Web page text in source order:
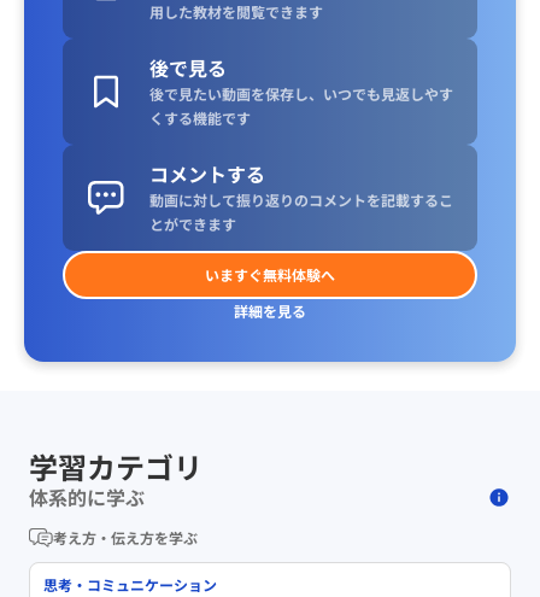
用した教材を閲覧できます
後で見る
後で見たい動画を保存し、いつでも見返しやす
くする機能です
コメントする
動画に対して振り返りのコメントを記載するこ
とができます
いますぐ無料体験へ
詳細を見る
学習カテゴリ
体系的に学ぶ
考え方・伝え方を学ぶ
思考・コミュニケーション